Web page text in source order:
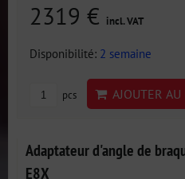
2319 € incl. VAT
Disponibilité: 2 semaine
pcs AJOUTER AU
Adaptateur d'angle de
E8X